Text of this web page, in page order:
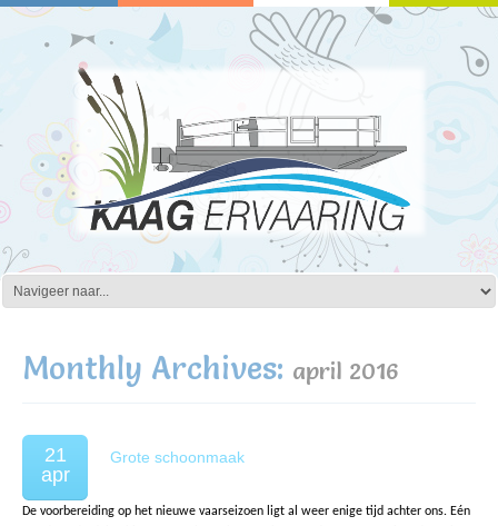
Monthly Archives: april 2016
21
apr
Grote schoonmaak
De voorbereiding op het nieuwe vaarseizoen ligt al weer enige tijd achter ons. Eén